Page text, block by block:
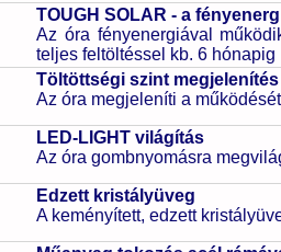
TOUGH SOLAR - a
Az óra fényenergiával
teljes feltöltéssel kb. 6
Töltöttségi szint megjelenítés
Az óra megjeleníti a
LED-LIGHT világítás
Az óra gombnyomásra
Edzett kristályüveg
A keményített, edzett